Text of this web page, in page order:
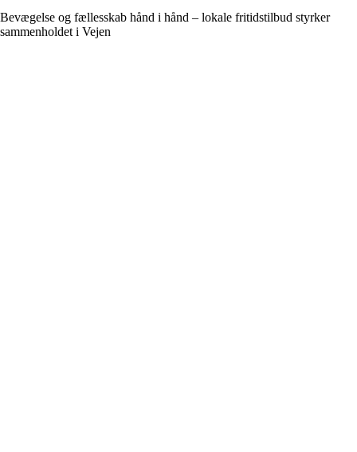
Bevægelse og fællesskab hånd i hånd – lokale fritidstilbud styrker
sammenholdet i Vejen